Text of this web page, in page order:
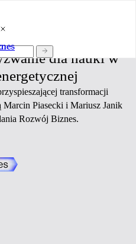
dla nauki w
transformacji
Piasecki i Mariusz Janik
Rozwój Biznes.